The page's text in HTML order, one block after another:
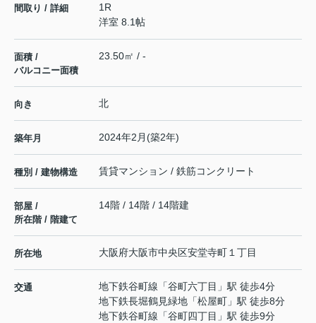
間取り / 詳細
1R
洋室 8.1帖
面積 /
バルコニー面積
23.50㎡ / -
向き 北
築年月 2024年2月(築2年)
種別 / 建物構造 賃貸マンション / 鉄筋コンクリート
部屋 /
所在階 / 階建て
14階 / 14階 / 14階建
所在地 大阪府大阪市中央区安堂寺町１丁目
交通 地下鉄谷町線 「谷町六丁目 」駅 徒歩4分
地下鉄長堀鶴見緑地 「松屋町 」駅 徒歩8分
地下鉄谷町線 「谷町四丁目 」駅 徒歩9分